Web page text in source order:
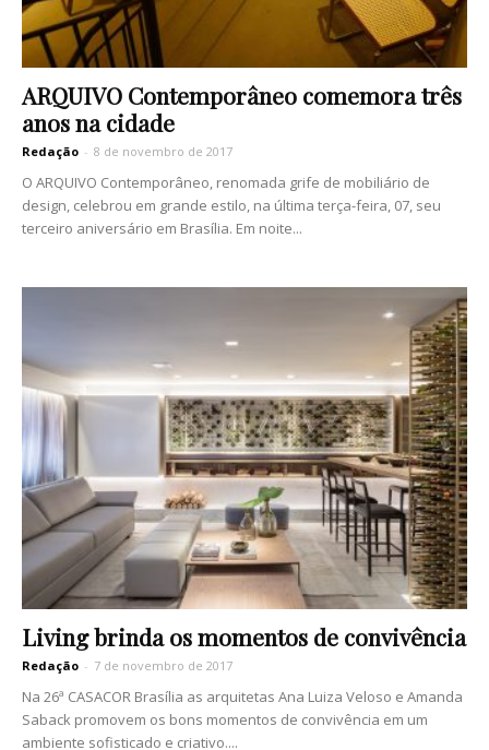
ARQUIVO Contemporâneo comemora três
anos na cidade
Redação - 8 de novembro de 2017
O ARQUIVO Contemporâneo, renomada grife de mobiliário de
design, celebrou em grande estilo, na última terça-feira, 07, seu
terceiro aniversário em Brasília. Em noite...
Living brinda os momentos de convivência
Redação - 7 de novembro de 2017
Na 26ª CASACOR Brasília as arquitetas Ana Luiza Veloso e Amanda
Saback promovem os bons momentos de convivência em um
ambiente sofisticado e criativo....